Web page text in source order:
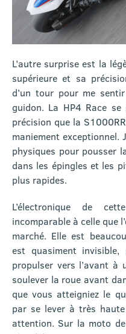
L’autre surprise est la
supérieure et sa
d’un tour pour me
guidon. La HP4 Race
précision que la
maniement exceptionnel.
physiques pour pousser
dans les épingles et les
plus rapides.
L’électronique de
incomparable à celle que
marché. Elle est
est quasiment
propulser vers l’avant à
soulever la roue avant
que vous atteigniez le
par se lever à très
attention. Sur la moto